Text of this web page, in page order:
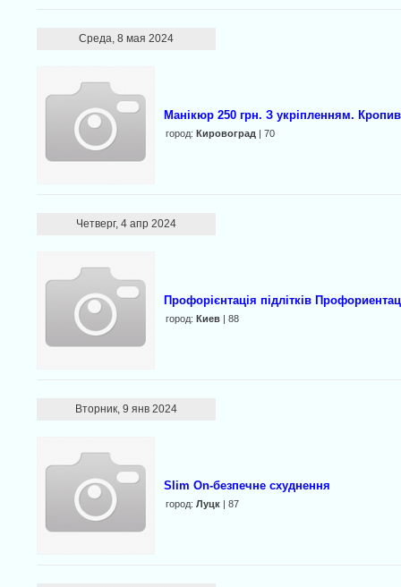
Среда, 8 мая 2024
Манікюр 250 грн. З укріпленням.
город: Кировоград | 70
Четверг, 4 апр 2024
Профорієнтація підлітків
город: Киев| 88
Вторник, 9 янв 2024
Slim On-безпечне схуднення
город: Луцк| 87